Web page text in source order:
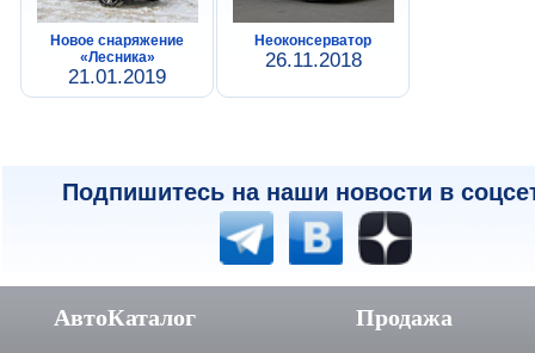
Новое снаряжение
«Лесника»
21.01.2019
Неоконсерватор
26.11.2018
Подпишитесь на наши новости в
АвтоКаталог Продажа